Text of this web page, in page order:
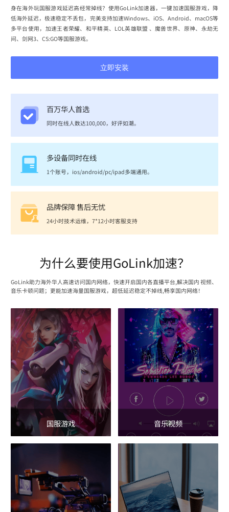
身在海外玩国服游戏延迟高经常掉线？使用GoLink加速器，一键加速国服游戏，降
低海外延迟，极速稳定不丢包，完美支持加速Windows、iOS、Android、macOS等
多平台使用，加速王者荣耀、和平精英、LOL英雄联盟 、魔兽世界、原神、永劫无
间、剑网3、CS:GO等国服游戏。
立即安装
百万华人首选
同时在线人数达100,000，好评如潮。
多设备同时在线
1个账号，ios/android/pc/ipad多端通用。
品牌保障 售后无忧
24小时技术运维，7*12小时客服支持
为什么要使用GoLink加速？
GoLink助力海外华人高速访问国内网络，快速开启国内各直播平台,解决国内 视频、
音乐卡顿问题；更能加速海量国服游戏，超低延迟稳定不掉线,畅享国内网络！
国服游戏 音乐视频